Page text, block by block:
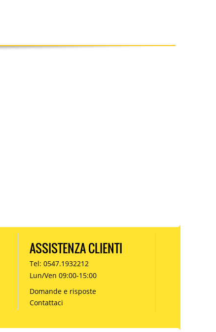
ASSISTENZA CLIENTI
Tel: 0547.1932212
Lun/Ven 09:00-15:00
Domande e risposte
Contattaci